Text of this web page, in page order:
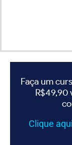
Faça um
R$49,90
Clique aqui